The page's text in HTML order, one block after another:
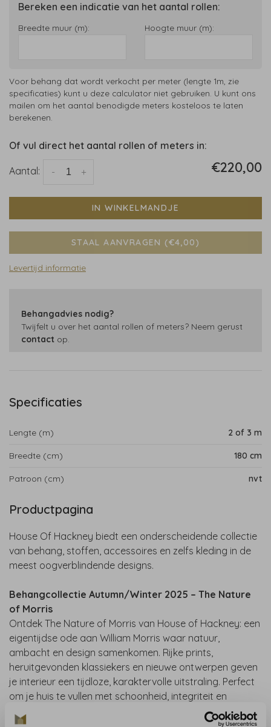
Bereken een indicatie van het aantal rollen:
Breedte muur (m): Hoogte muur (m):
Voor behang dat wordt verkocht per meter (lengte 1m, zie
specificaties) kunt u deze calculator niet gebruiken. U kunt ons
mailen om het aantal benodigde meters kosteloos te laten
berekenen.
Of vul direct het aantal rollen of meters in:
Aantal: +
- €220,00
IN WINKELMANDJE
STAAL AANVRAGEN (€4,00)
Levertijd informatie
Behangadvies nodig?
Twijfelt u over het aantal rollen of meters? Neem gerust
contact op.
Specificaties
Lengte (m) 2 of 3 m
Breedte (cm) 180 cm
Patroon (cm) nvt
Productpagina
House Of Hackney biedt een onderscheidende collectie
van behang, stoffen, accessoires en zelfs kleding in de
meest oogverblindende designs.
Behangcollectie Autumn/Winter 2025 – The Nature
of Morris
Ontdek The Nature of Morris van House of Hackney: een
eigentijdse ode aan William Morris waar natuur,
ambacht en design samenkomen. Rijke prints,
heruitgevonden klassiekers en nieuwe ontwerpen geven
je interieur een tijdloze, karaktervolle uitstraling. Perfect
om je huis te vullen met schoonheid, integriteit en